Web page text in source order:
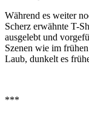
Während es weiter
Scherz erwähnte T-
ausgelebt und
Szenen wie im
Laub, dunkelt es
***